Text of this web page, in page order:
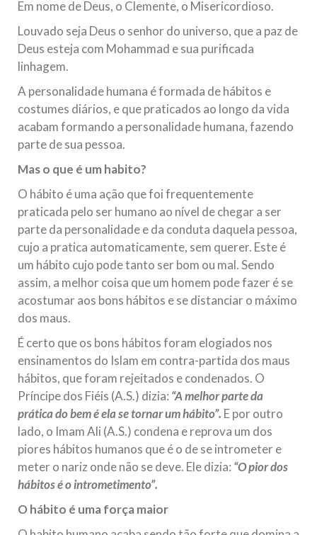
10 DE NOVEMBRO DE 2013
Falecimento do Imam Ali Ibn Al-Hussein
(A.S.)
Em nome de Deus, o Clemente, o Misericordioso! Diante da
muçulmanos, o Imam Ali Ibn Al-Hussein Ibn Ali Ibn Abi Táleb
(A.S.), conhecido por “Zein Al-Ábidin” (Formosura
NOTÍCIAS
Centro Islâmico no Brasil recebe o ex-
ministro das Relações Exteriores da
República Islâmica do Irã
Na noite da quinta-feira, 03 de Abril, o Centro Islâmico no
Brasil recebeu em sua sede, em São Paulo, o ex-ministro das
Relações Exteriores da República Islâmica do Irã, Sr. Kamal
Kharrazi, que encontra-se visitando
Em nome de Deus, o Clemente, o Misericordioso.
Louvado seja Deus o senhor do universo, que a paz de
Deus esteja com Mohammad e sua purificada
linhagem.
A personalidade humana é formada de hábitos e
costumes diários, e que praticados ao longo da vida
acabam formando a personalidade humana, fazendo
parte de sua pessoa.
Mas o que é um habito?
O hábito é uma ação que foi frequentemente
praticada pelo ser humano ao nível de chegar a ser
parte da personalidade e da conduta daquela pessoa,
cujo a pratica automaticamente, sem querer. Este é
um hábito cujo pode tanto ser bom ou mal. Sendo
assim, a melhor coisa que um homem pode fazer é se
acostumar aos bons hábitos e se distanciar o máximo
dos maus.
É certo que os bons hábitos foram elogiados nos
ensinamentos do Islam em contra-partida dos maus
hábitos, que foram rejeitados e condenados. O
Príncipe dos Fiéis (A.S.) dizia: “A melhor parte da
prática do bem é ela se tornar um hábito”. E por outro
lado, o Imam Ali (A.S.) condena e reprova um dos
piores hábitos humanos que é o de se intrometer e
meter o nariz onde não se deve. Ele dizia: “O pior dos
hábitos é o intrometimento”.
O hábito é uma força maior